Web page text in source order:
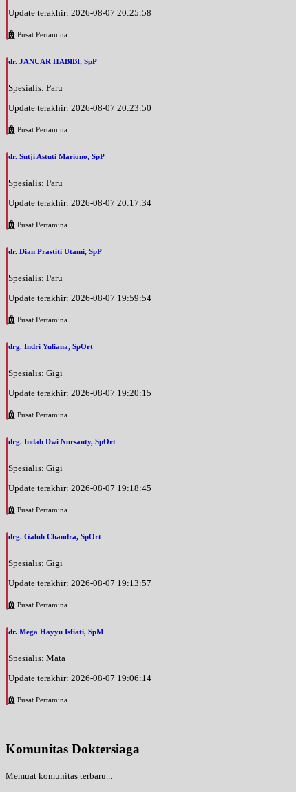
Update terakhir: 2026-08-07 20:25:58
Pusat Pertamina
dr. JANUAR HABIBI, SpP
Spesialis: Paru
Update terakhir: 2026-08-07 20:23:50
Pusat Pertamina
dr. Sutji Astuti Mariono, SpP
Spesialis: Paru
Update terakhir: 2026-08-07 20:17:34
Pusat Pertamina
dr. Dian Prastiti Utami, SpP
Spesialis: Paru
Update terakhir: 2026-08-07 19:59:54
Pusat Pertamina
drg. Indri Yuliana, SpOrt
Spesialis: Gigi
Update terakhir: 2026-08-07 19:20:15
Pusat Pertamina
drg. Indah Dwi Nursanty, SpOrt
Spesialis: Gigi
Update terakhir: 2026-08-07 19:18:45
Pusat Pertamina
drg. Galuh Chandra, SpOrt
Spesialis: Gigi
Update terakhir: 2026-08-07 19:13:57
Pusat Pertamina
dr. Mega Hayyu Isfiati, SpM
Spesialis: Mata
Update terakhir: 2026-08-07 19:06:14
Pusat Pertamina
Komunitas Doktersiaga
Memuat komunitas terbaru...